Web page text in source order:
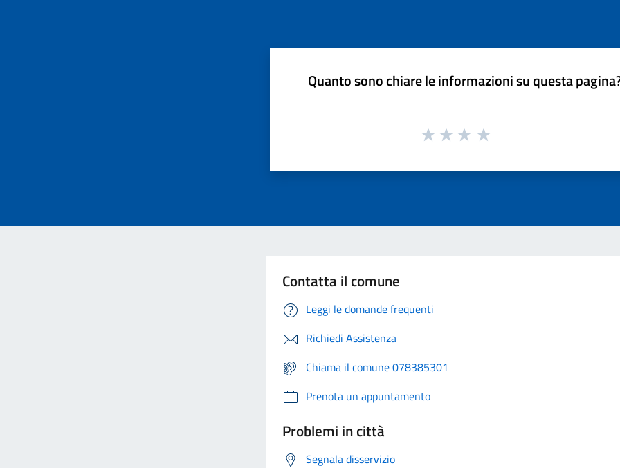
Quanto sono chiare le informazioni su questa
Contatta il comune
Leggi le domande frequenti
Richiedi Assistenza
Chiama il comune 078385301
Prenota un appuntamento
Problemi in città
Segnala disservizio